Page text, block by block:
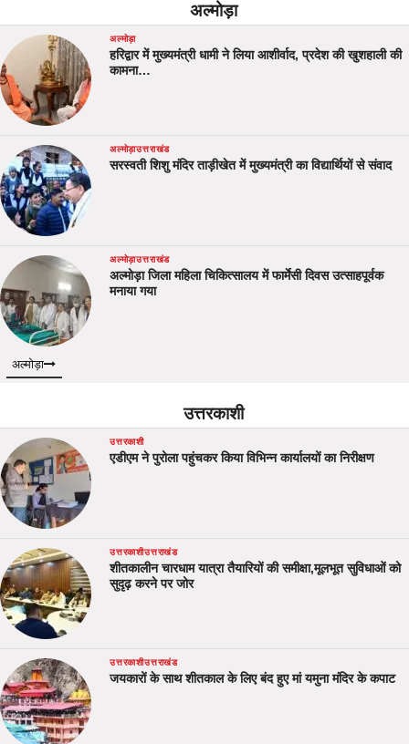
अल्मोड़ा
अल्मोड़ा
हरिद्वार में मुख्यमंत्री धामी ने लिया आशीर्वाद, प्रदेश की खुशहाली की
कामना…
अल्मोड़ाउत्तराखंड
सरस्वती शिशु मंदिर ताड़ीखेत में मुख्यमंत्री का विद्यार्थियों से संवाद
अल्मोड़ाउत्तराखंड
अल्मोड़ा जिला महिला चिकित्सालय में फार्मेसी दिवस उत्साहपूर्वक
मनाया गया
अल्मोड़ा
उत्तरकाशी
उत्तरकाशी
एडीएम ने पुरोला पहुंचकर किया विभिन्न कार्यालयों का निरीक्षण
उत्तरकाशीउत्तराखंड
शीतकालीन चारधाम यात्रा तैयारियों की समीक्षा,मूलभूत सुविधाओं को
सुदृढ़ करने पर जोर
उत्तरकाशीउत्तराखंड
जयकारों के साथ शीतकाल के लिए बंद हुए मां यमुना मंदिर के कपाट